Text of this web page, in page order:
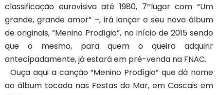
classificação eurovisiva até 1980, 7ºlugar com “Um
grande, grande amor” –, irá lançar o seu novo álbum
de originais, “Menino Prodígio”, no início de 2015 sendo
que o mesmo, para quem o queira adquirir
antecipadamente, já estará em pré-venda na FNAC.
Ouça aqui a canção “Menino Prodígio” que dá nome
ao álbum tocada nas Festas do Mar, em Cascais em